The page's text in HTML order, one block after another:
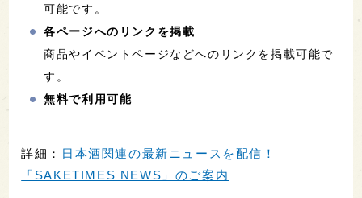
可能です。
各ページへのリンクを掲載
商品やイベントページなどへのリンクを掲載可能で
す。
無料で利用可能
詳細：
日本酒関連の最新ニュースを配信！
「SAKETIMES NEWS」のご案内